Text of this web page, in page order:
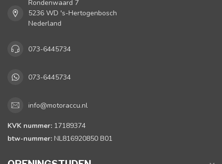
Rondenwaard 7
5236 WD 's-Hertogenbosch
Nederland
073-6445734
073-6445734
info@motoraccu.nl
KVK nummer: 17189374
btw-nummer: NL816920850 B01